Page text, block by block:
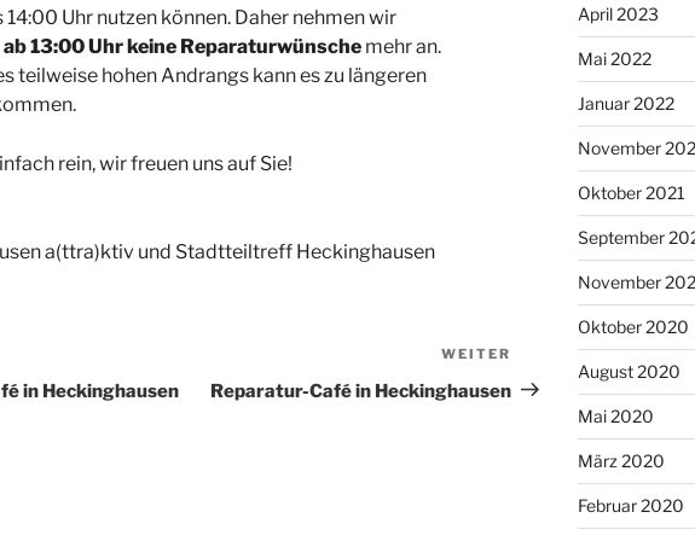
Uhr nutzen können. Daher nehmen wir
ab 13:00 Uhr keine Reparaturwünsche mehr an.
teilweise hohen Andrangs kann es zu längeren
rein, wir freuen uns auf Sie!
a(ttra)ktiv und Stadtteiltreff Heckinghausen
in Heckinghausen
Nächster
Beitrag
WEITER
Reparatur-Café in Heckinghausen
April 2023
Mai 2022
Januar 2022
November
Oktober 2021
September
November
Oktober 2020
August 2020
Mai 2020
März 2020
Februar 2020